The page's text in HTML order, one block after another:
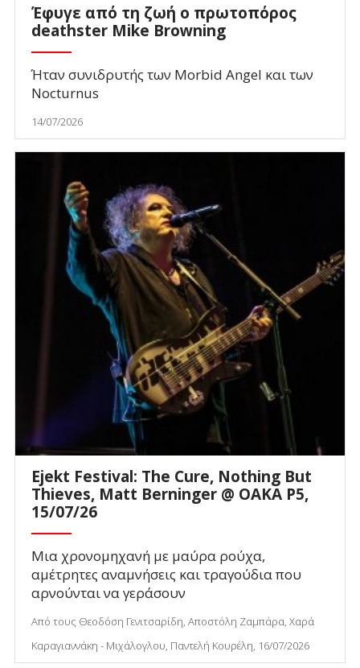
Έφυγε από τη ζωή ο πρωτοπόρος
deathster Mike Browning
Ήταν συνιδρυτής των Morbid Angel και των
Nocturnus
14/07/2026
Ejekt Festival: The Cure, Nothing But
Thieves, Matt Berninger @ ΟΑΚΑ P5,
15/07/26
Μια χρονομηχανή με μαύρα ρούχα,
αμέτρητες αναμνήσεις και τραγούδια που
αρνούνται να γεράσουν
Από τους Θεοδόση Γενιτσαρίδη, Αποστόλη Ζαμπάρα, Χαρά
Καραγιαννάκη - Μιχάλογλου, Παντελή Κουρέλη, 16/07/2026